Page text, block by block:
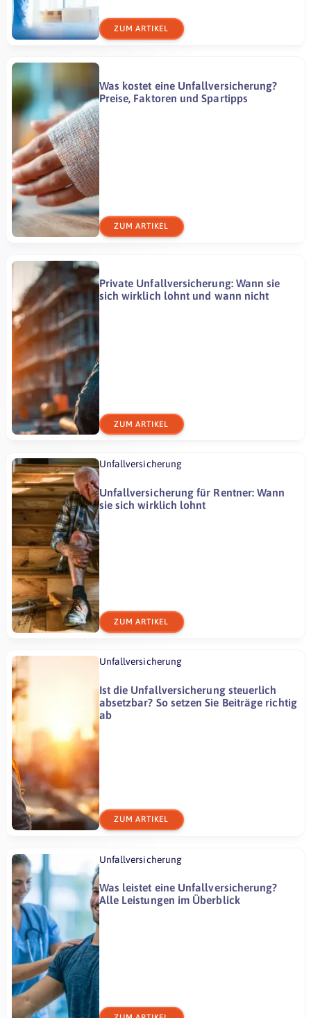
ZUM ARTIKEL
Was kostet eine Unfallversicherung?
Preise, Faktoren und Spartipps
ZUM ARTIKEL
Private Unfallversicherung: Wann sie
sich wirklich lohnt und wann nicht
ZUM ARTIKEL
Unfallversicherung
Unfallversicherung für Rentner: Wann
sie sich wirklich lohnt
ZUM ARTIKEL
Unfallversicherung
Ist die Unfallversicherung steuerlich
absetzbar? So setzen Sie Beiträge richtig
ab
ZUM ARTIKEL
Unfallversicherung
Was leistet eine Unfallversicherung?
Alle Leistungen im Überblick